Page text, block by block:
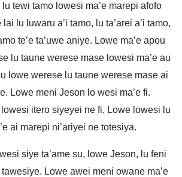
tewi tamo lowesi ma’e marepi afofo
lu luwaru a’i tamo, lu ta’arei a’i tamo,
te’e ta’uwe aniye. Lowe ma’e apou
lu taune werese mase lowesi ma’e au
lowe werese lu taune werese mase ai
Lowe meni Jeson lo wesi ma’e fi.
itero siyeyei ne fi. Lowe lowesi lu
ai marepi ni’ariyei ne totesiya.
siye ta’ame su, lowe Jeson, lu feni
Lowe awei meni owane ma’e